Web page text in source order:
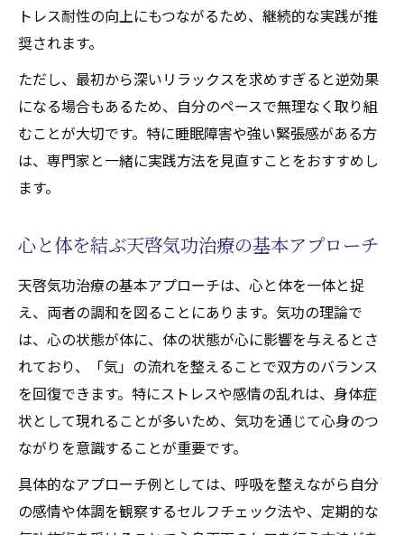
トレス耐性の向上にもつながるため、継続的な実践が推
奨されます。
ただし、最初から深いリラックスを求めすぎると逆効果
になる場合もあるため、自分のペースで無理なく取り組
むことが大切です。特に睡眠障害や強い緊張感がある方
は、専門家と一緒に実践方法を見直すことをおすすめし
ます。
心と体を結ぶ天啓気功治療の基本アプローチ
天啓気功治療の基本アプローチは、心と体を一体と捉
え、両者の調和を図ることにあります。気功の理論で
は、心の状態が体に、体の状態が心に影響を与えるとさ
れており、「気」の流れを整えることで双方のバランス
を回復できます。特にストレスや感情の乱れは、身体症
状として現れることが多いため、気功を通じて心身のつ
ながりを意識することが重要です。
具体的なアプローチ例としては、呼吸を整えながら自分
の感情や体調を観察するセルフチェック法や、定期的な